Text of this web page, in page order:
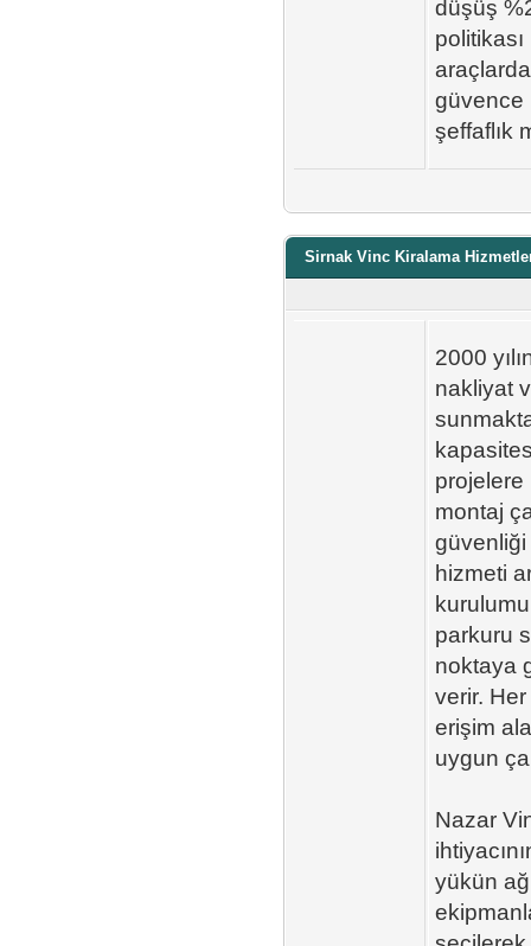
düşüş
güvence
şeffaflık
Sirnak Vinc Kiralama
2000
nakliyat
projelere
montaj
güvenliği
hizmeti
parkuru
noktaya
verir.
erişim
uygun
Nazar
yükün